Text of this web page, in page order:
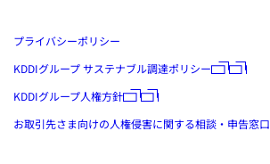
プライバシーポリシー
KDDIグループ サステナブル調達ポリシー
KDDIグループ人権方針
お取引先さま向けの人権侵害に関する相談・申告窓口